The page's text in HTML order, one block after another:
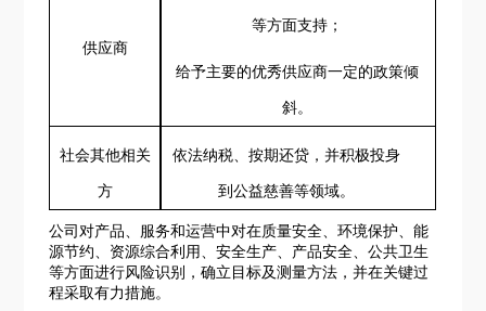
供应商
等方面支持；
给予主要的优秀供应商一定的政策倾
斜。
社会其他相关
方
依法纳税、按期还贷，并积极投身
到公益慈善等领域。
公司对产品、服务和运营中对在质量安全、环境保护、能
源节约、资源综合利用、安全生产、产品安全、公共卫生
等方面进行风险识别，确立目标及测量方法，并在关键过
程采取有力措施。